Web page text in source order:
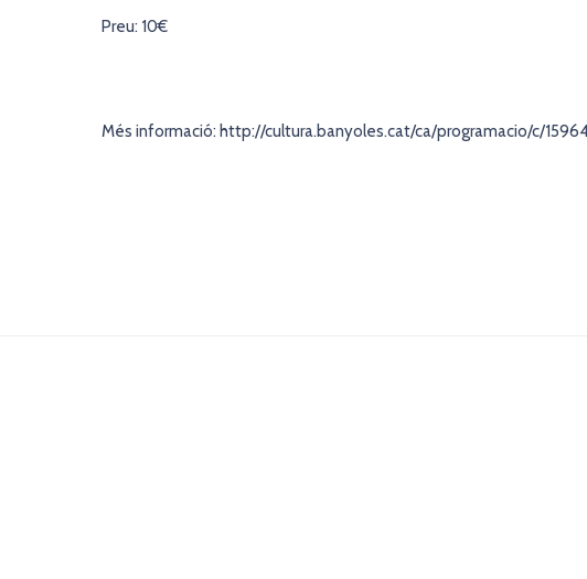
Preu: 10€
Més informació: http://cultura.banyoles.cat/ca/programacio/c/